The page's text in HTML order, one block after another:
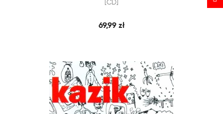
[CD]
69,99 zł